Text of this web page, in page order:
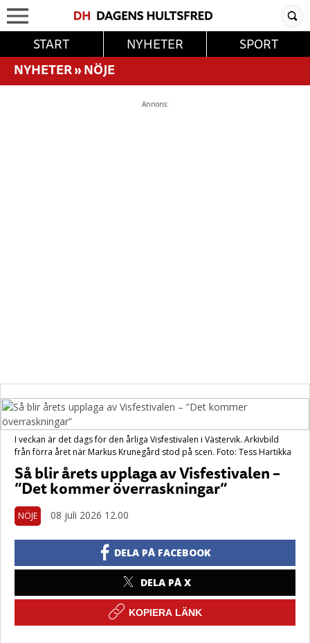
START NYHETER
SPORT
NYHETER»NÖJE
Annons:
I veckan är det dags för den årliga Visfestivalen i Västervik. Arkivbild
från förra året när Markus Krunegård stod på scen. Foto: Tess Hartikka
Så blir årets upplaga av Visfestivalen –
”Det kommer överraskningar”
NÖJE 08 juli 2026 12.00
DELA PÅ FACEBOOK
DELA PÅ X
KOPIERA LÄNK